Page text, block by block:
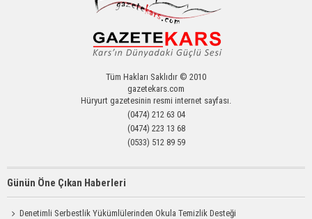
Tüm Hakları Saklıdır © 2010
gazetekars.com
Hüryurt gazetesinin resmi internet sayfası.
(0474) 212 63 04
(0474) 223 13 68
(0533) 512 89 59
Günün Öne Çıkan Haberleri
Denetimli Serbestlik Yükümlülerinden Okula Temizlik Desteği